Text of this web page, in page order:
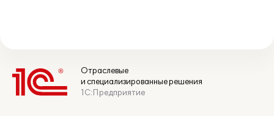
Отраслевые
и специализированные решения
1С:Предприятие